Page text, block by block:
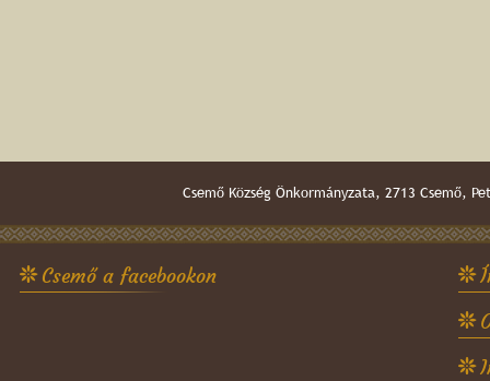
Csemő Község Önkormányzata, 2713
Csemő a facebookon